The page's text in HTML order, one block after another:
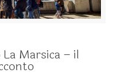
Marsica – il